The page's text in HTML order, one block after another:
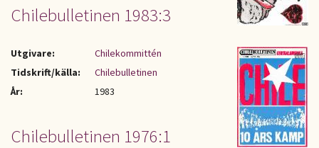
Chilebulletinen 1983:3
Utgivare:
Chilekommittén
Tidskrift/källa:
Chilebulletinen
År:
1983
Chilebulletinen 1976:1